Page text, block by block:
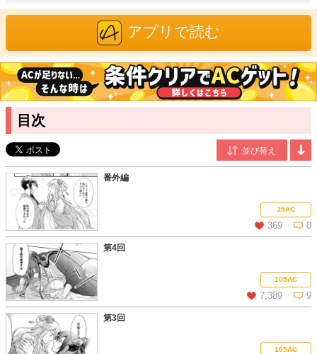
ンス、ここに開幕。
柚和 杏/漫画
関西在住。代表作に「ドS御曹司の花嫁候補」（アルファポリ
ス、全3巻）などがある。
織部ソマリ/原作
2019年『見習い錬金術師はパンを焼く～のんびり採取と森の工房
生活～』（アリアンローズ）にてデビュー。主な著書「月華後宮
伝」シリーズ、『恋文やしろのお猫様～神社カフェ桜見席のあや
かしさん～』（いずれもアルファポリス文庫）がある。三国志と
猫が好き！
アプリで読む
目次
番外編
35AC
369 0
この話を読む コメントを見る
第4回
105AC
7,389 9
この話を読む コメントを見る
第3回
105AC